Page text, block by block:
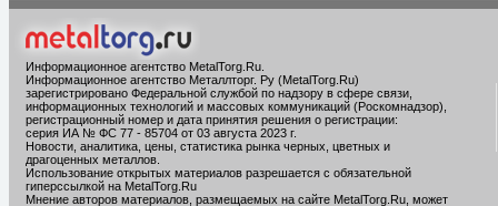
Информационное агентство MetalTorg.Ru
Информационное агентство Металлторг. Ру (MetalTorg.Ru)
зарегистрировано Федеральной службой по надзору в сфере связи,
информационных технологий и массовых коммуникаций (Роскомнадзор),
регистрационный номер и дата принятия решения о регистрации:
серия ИА № ФС 77 - 85704 от 03 августа 2023 г.
Новости, аналитика, цены, статистика рынка черных, цветных и
драгоценных металлов.
Использование открытых материалов разрешается с обязательной
гиперссылкой на MetalTorg.Ru
Мнение авторов материалов, размещаемых на сайте MetalTorg.Ru, может